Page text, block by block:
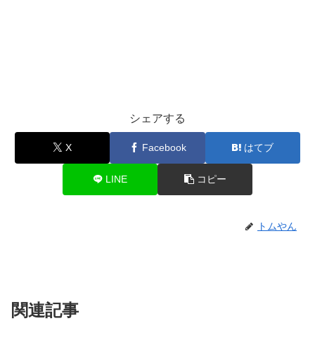
シェアする
X Facebook はてブ
LINE コピー
トムやん
関連記事